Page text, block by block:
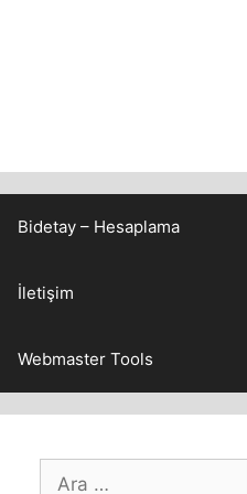
Bidetay – Hesaplama
İletişim
Webmaster Tools
için